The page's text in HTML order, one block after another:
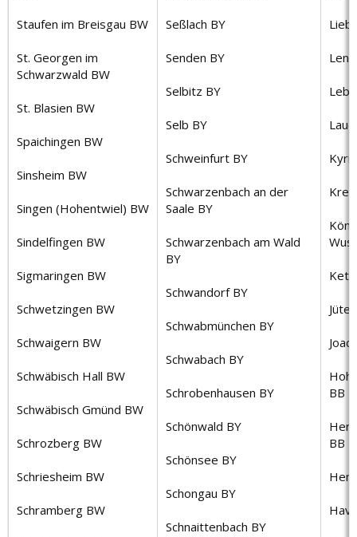
Staufen im Breisgau BW
St. Georgen im
Schwarzwald BW
St. Blasien BW
Spaichingen BW
Sinsheim BW
Singen (Hohentwiel) BW
Sindelfingen BW
Sigmaringen BW
Schwetzingen BW
Schwaigern BW
Schwäbisch Hall BW
Schwäbisch Gmünd BW
Schrozberg BW
Schriesheim BW
Schramberg BW
Seßlach BY
Senden BY
Selbitz BY
Selb BY
Schweinfurt BY
Schwarzenbach an der
Saale BY
Schwarzenbach am Wald
BY
Schwandorf BY
Schwabmünchen BY
Schwabach BY
Schrobenhausen BY
Schönwald BY
Schönsee BY
Schongau BY
Schnaittenbach BY
BB
BB